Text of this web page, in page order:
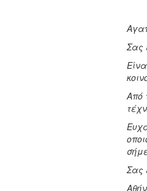
Σας
Από
Σας